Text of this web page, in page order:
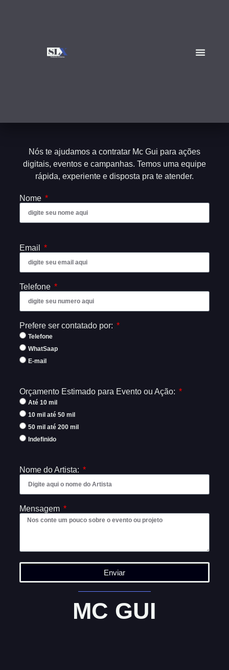
Nós te ajudamos a contratar Mc Gui para ações
digitais, eventos e campanhas. Temos uma equipe
rápida, experiente e disposta pra te atender.
Nome
Email
Telefone
Prefere ser contatado por:
Telefone
WhatSaap
E-mail
Orçamento Estimado para Evento ou Ação:
Até 10 mil
10 mil até 50 mil
50 mil até 200 mil
Indefinido
Nome do Artista:
Mensagem
Enviar
MC GUI